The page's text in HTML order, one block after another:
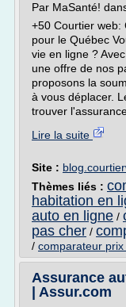
Par MaSanté!
+50 Courtier web:
pour le Québec
vie en ligne ?
une offre de nos
proposons la
à vous déplacer.
trouver
Lire la suite
Site :
Thèmes liés :
habitation en
auto en ligne /
pas cher /
/ comparateur
Assurance
| Assur.com